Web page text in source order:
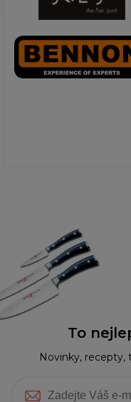
To
Novinky, recepty,